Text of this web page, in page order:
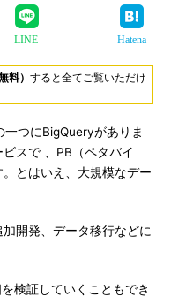
LINE Hatena
料） すると全てご覧いただけ
つにBigQueryがありま
スで 、PB（ペタバイ
とはいえ、大規模なデー
開発、データ移行などに
検証していくこともでき